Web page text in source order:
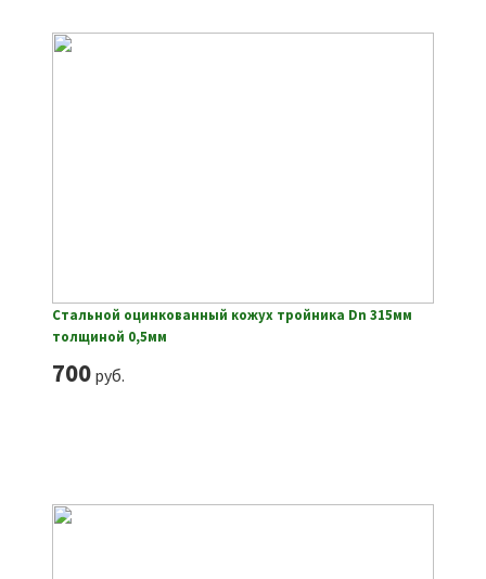
Стальной оцинкованный кожух тройника Dn 315мм
толщиной 0,5мм
700руб.